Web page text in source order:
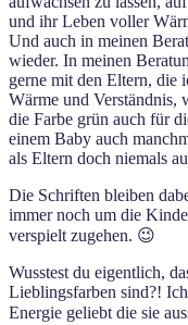
und ihr Leben voller
Und auch in meinen
wieder. In meinen
gerne mit den Eltern, die
Wärme und Verständnis,
die Farbe grün auch für
einem Baby auch
als Eltern doch niemals
Die Schriften bleiben
immer noch um die
verspielt zugehen. 😉
Wusstest du eigentlich,
Lieblingsfarben sind?!
Energie geliebt die sie